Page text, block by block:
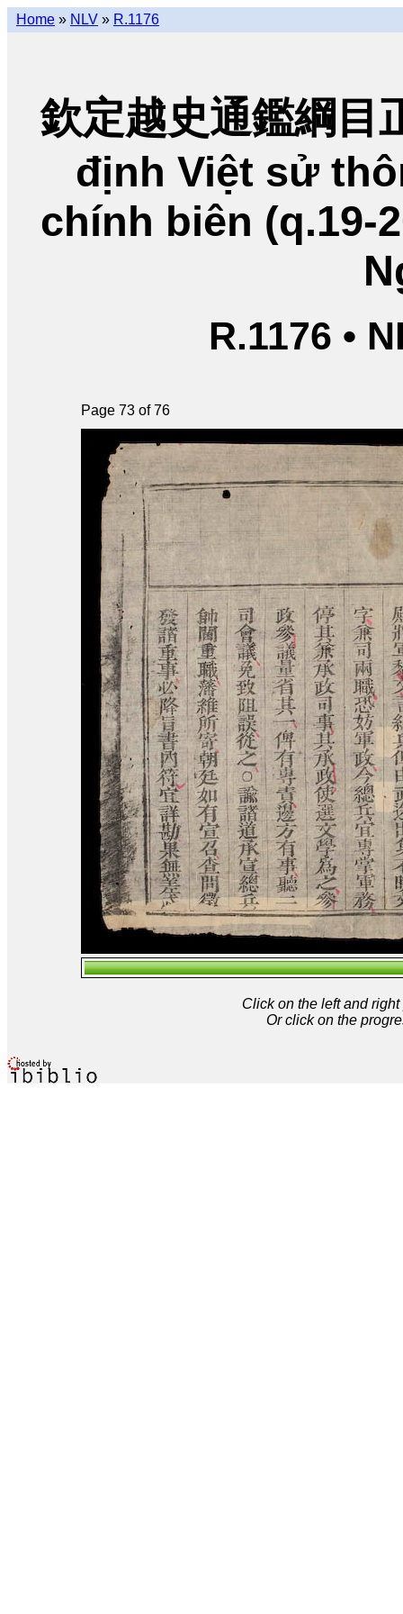
Home » NLV » R.1176
欽定越史通鑑綱目
định Việt sử
chính biên (q.19-
R.1176 •
Page 73 of 76
Click on the left and
Or click on the